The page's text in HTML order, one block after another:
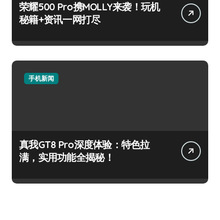
荣耀500 Pro携MOLLY来袭！玩机
秘籍+资讯一网打尽
手机新闻
真我GT8 Pro深度体验：特色拉
满，实用功能全揭秘！